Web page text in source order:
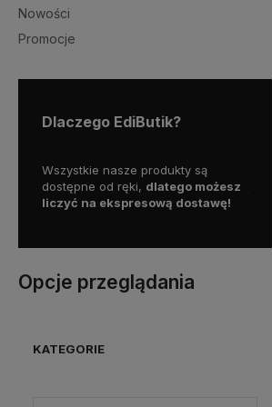
Nowości
Promocje
Dlaczego EdiButik?
Wszystkie nasze produkty są
dostępne od ręki, dlatego możesz
liczyć na ekspresową dostawę!
Opcje przeglądania
KATEGORIE